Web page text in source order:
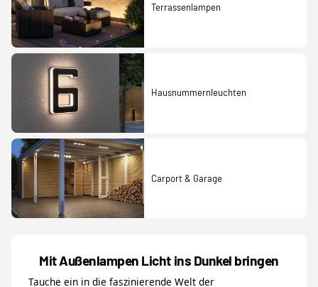
Terrassenlampen
Hausnummernleuchten
Carport & Garage
Mit Außenlampen Licht ins Dunkel bringen
Tauche ein in die faszinierende Welt der